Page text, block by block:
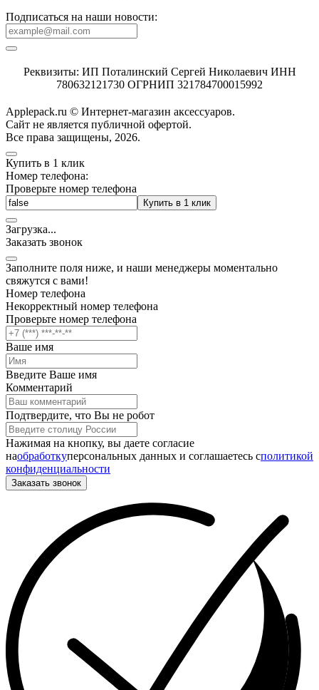
Подписаться на наши новости:
Реквизиты: ИП Поталинский Сергей Николаевич ИНН
780632121730 ОГРНИП 321784700015992
Applepack.ru © Интернет-магазин аксессуаров.
Cайт не является публичной офертой.
Все права защищены, 2026.
Купить в 1 клик
Номер телефона:
Проверьте номер телефона
Купить в 1 клик
Загрузка...
Заказать звонок
Заполните поля ниже, и наши менеджеры моментально
свяжутся с вами!
Номер телефона
Некорректный номер телефона
Проверьте номер телефона
Ваше имя
Введите Ваше имя
Комментарий
Подтвердите, что Вы не робот
Нажимая на кнопку, вы даете согласие
наобработкуперсональных данных и соглашаетесь cполитикой
конфиденциальности
Заказать звонок